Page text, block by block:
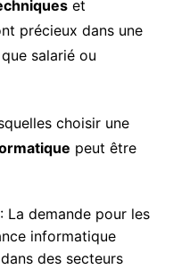
et
précieux dans une
salarié ou
choisir une
peut être
La demande pour les
informatique
des secteurs